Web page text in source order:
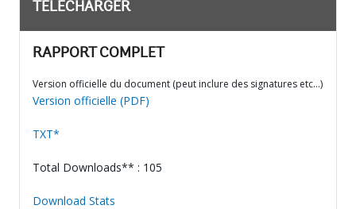
TÉLÉCHARGER
RAPPORT COMPLET
Version officielle du document (peut inclure des signatures etc…)
Version officielle (PDF)
TXT*
Total Downloads** : 105
Download Stats